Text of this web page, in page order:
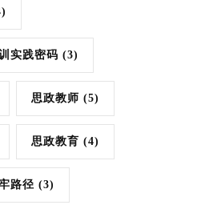
实践密码 (3)
思政教师 (5)
思政教育 (4)
路径 (3)